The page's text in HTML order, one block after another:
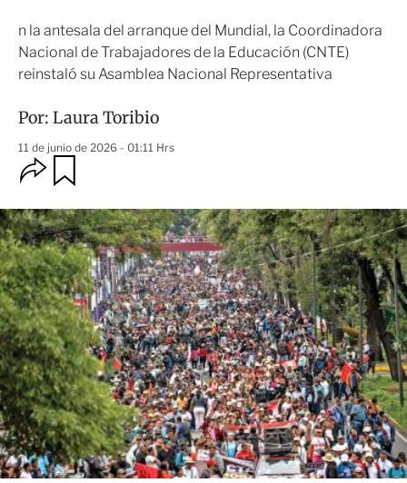
n la antesala del arranque del Mundial, la Coordinadora
Nacional de Trabajadores de la Educación (CNTE)
reinstaló su Asamblea Nacional Representativa
Por: Laura Toribio
11 de junio de 2026 - 01:11 Hrs
O
p
i
o
n
e
s
d
e
c
o
m
p
a
r
t
i
r
r
d
a
r